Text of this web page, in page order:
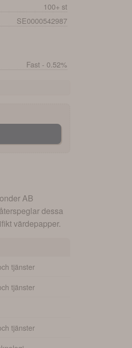
100+ st
SE0000542987
Fast - 0.52%
AB
dessa
värdepapper.
tjänster
tjänster
tjänster